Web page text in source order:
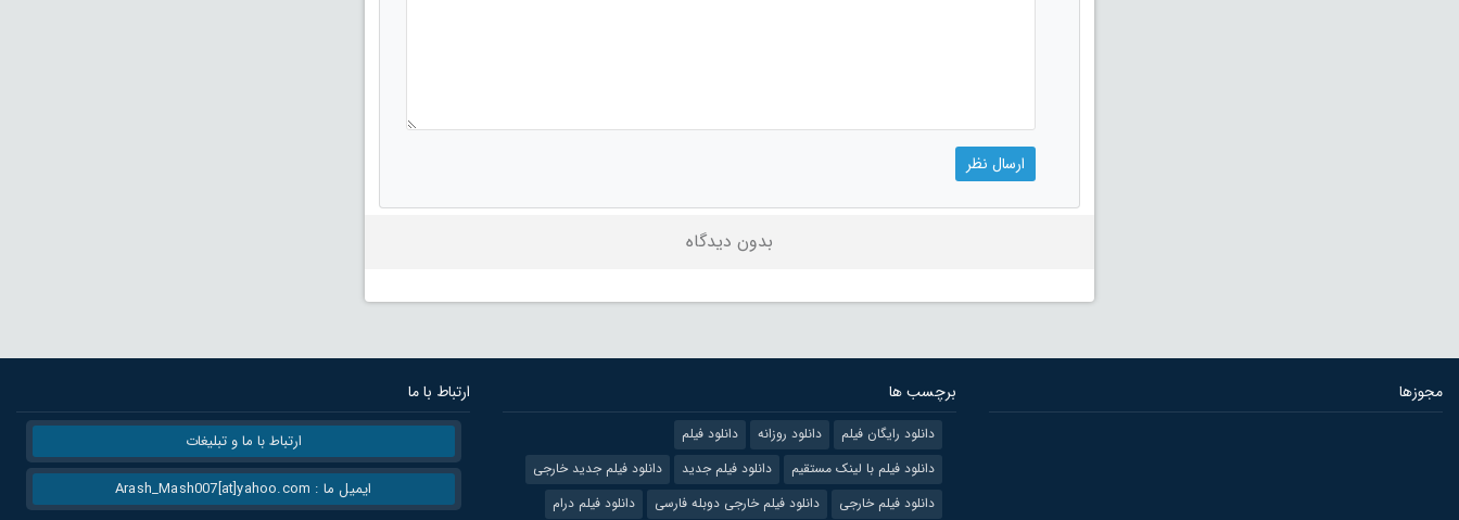
بدون دیدگاه
مجوزها برچسب ها
دانلود رایگان فیلم دانلود روزانه
دانلود فیلم
دانلود فیلم با لینک مستقیم
دانلود فیلم جدید
دانلود فیلم جدید خارجی
دانلود فیلم خارجی
دانلود فیلم خارجی دوبله فارسی دانلود فیلم درام
ارتباط با ما
ارتباط با ما و تبلیغات
ایمیل ما : Arash_Mash007[at]yahoo.com